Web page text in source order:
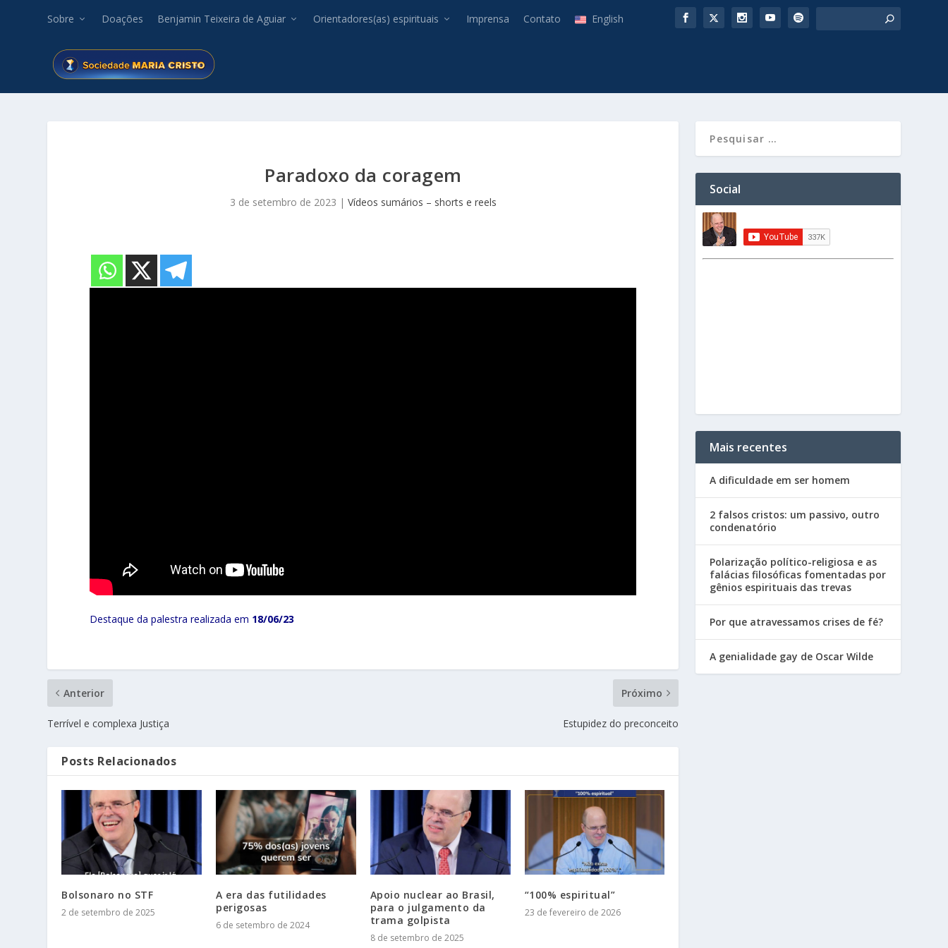
Sobre Doações Benjamin Teixeira de Aguiar Orientadores(as) espirituais Imprensa Contato English
Paradoxo da coragem
3 de setembro de 2023 | Vídeos sumários – shorts e reels
Destaque da palestra realizada em 18/06/23
Anterior
Terrível e complexa Justiça
Próximo
Estupidez do preconceito
Posts Relacionados
Bolsonaro no STF
2 de setembro de 2025
A era das futilidades
perigosas
6 de setembro de 2024
Apoio nuclear ao Brasil,
para o julgamento da
trama golpista
8 de setembro de 2025
“100% espiritual”
23 de fevereiro de 2026
Social
Mais recentes
A dificuldade em ser homem
2 falsos cristos: um passivo, outro
condenatório
Polarização político-religiosa e as
falácias filosóficas fomentadas por
gênios espirituais das trevas
Por que atravessamos crises de fé?
A genialidade gay de Oscar Wilde